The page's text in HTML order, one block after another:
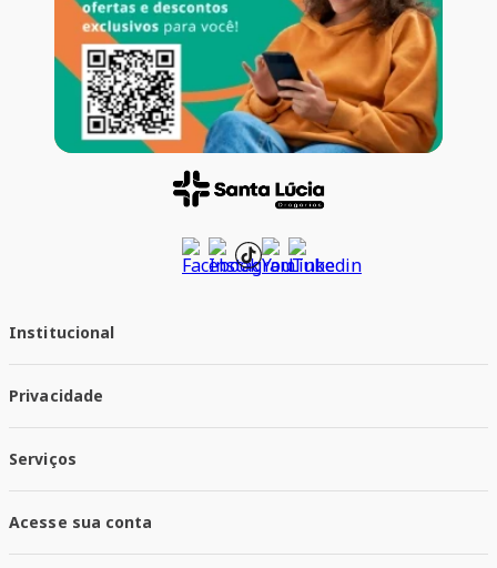
Institucional
Trabalhe conosco
Responsabilidade Social
Nossas Lojas
Privacidade
Política de Entrega
Trocas e Devoluções
Serviços
Santa Mais Exames
Santa Mais Serviços
Acesse sua conta